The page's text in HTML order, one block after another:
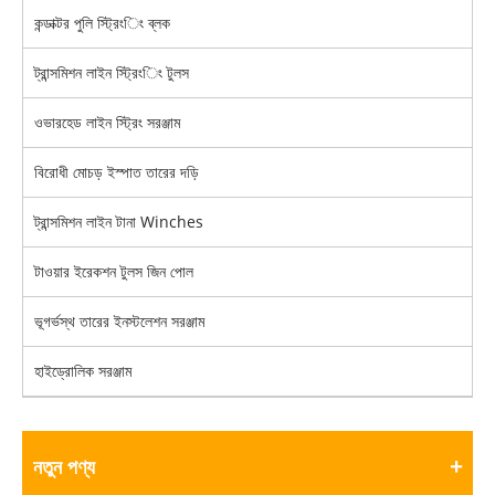
কন্ডাক্টর পুলি স্ট্রিংিং ব্লক
ট্রান্সমিশন লাইন স্ট্রিংিং টুলস
ওভারহেড লাইন স্ট্রিং সরঞ্জাম
বিরোধী মোচড় ইস্পাত তারের দড়ি
ট্রান্সমিশন লাইন টানা Winches
টাওয়ার ইরেকশন টুলস জিন পোল
ভূগর্ভস্থ তারের ইনস্টলেশন সরঞ্জাম
হাইড্রোলিক সরঞ্জাম
নতুন পণ্য